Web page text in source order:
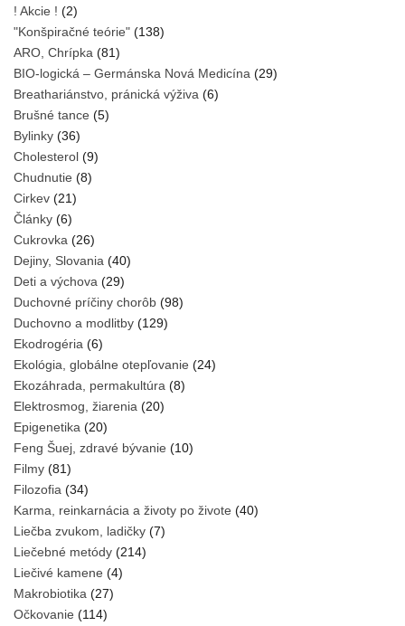
! Akcie ! (2)
"Konšpiračné teórie" (138)
ARO, Chrípka (81)
BIO-logická – Germánska Nová Medicína (29)
Breathariánstvo, pránická výživa (6)
Brušné tance (5)
Bylinky (36)
Cholesterol (9)
Chudnutie (8)
Cirkev (21)
Články (6)
Cukrovka (26)
Dejiny, Slovania (40)
Deti a výchova (29)
Duchovné príčiny chorôb (98)
Duchovno a modlitby (129)
Ekodrogéria (6)
Ekológia, globálne otepľovanie (24)
Ekozáhrada, permakultúra (8)
Elektrosmog, žiarenia (20)
Epigenetika (20)
Feng Šuej, zdravé bývanie (10)
Filmy (81)
Filozofia (34)
Karma, reinkarnácia a životy po živote (40)
Liečba zvukom, ladičky (7)
Liečebné metódy (214)
Liečivé kamene (4)
Makrobiotika (27)
Očkovanie (114)